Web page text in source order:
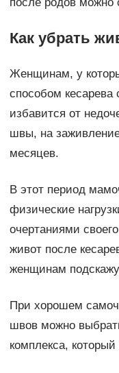
после родов можно
Как убрать
Женщинам, у
способом кесарева
избавится от
швы, на
месяцев.
В этот период
физические
очертаниями
живот после
женщинам
При хорошем
швов можно
комплекса,